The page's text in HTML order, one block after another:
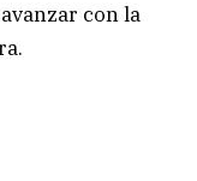
con la